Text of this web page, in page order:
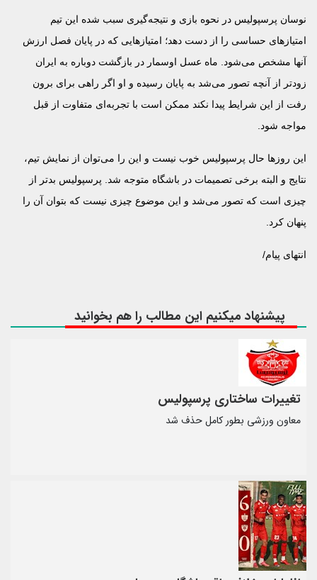
نوسان پرسپولیس در نحوه بازی و نتیجه‌گیری سبب شده این تیم
امتیازهای حساسی را از دست دهد؛ امتیازهایی که در پایان فصل ارزش
آنها مشخص می‌شود. ماه عسل اوسمار در بازگشت دوباره به ایران
زودتر از آنچه تصور می‌شد به پایان رسیده و او اگر راهی برای برون
رفت از این شرایط پیدا نکند ممکن است با تجربه‌ای متفاوت از قبل
مواجه شود.
این روزها حال پرسپولیس خوب نیست و این را می‌توان از نمایش تیم،
نتایج و البته برخی تصمیمات در باشگاه متوجه شد. پرسپولیس بدتر از
چیزی است که تصور می‌شد و این موضوع چیزی نیست که بتوان آن را
پنهان کرد.
انتهای پیام/
پیشنهاد میکنیم این مطالب را هم بخوانید
تغییرات ساختاری پرسپولیس
معاون ورزشی بطور کامل حذف شد